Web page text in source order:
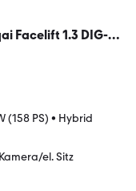
Facelift 1.3 DIG-T
(158 PS) • Hybrid
el. Sitz